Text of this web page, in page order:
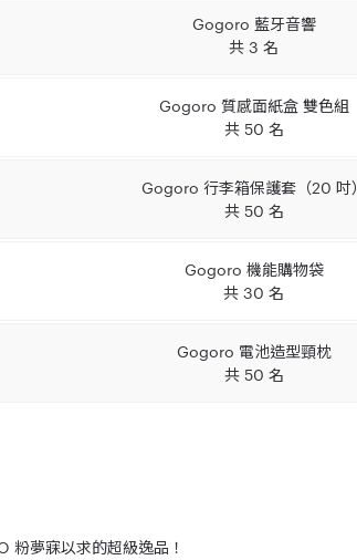
Gogoro 藍牙音響
共 3 名
Gogoro 質感面紙盒 雙色組
共 50 名
Gogoro 行李箱保護套（20 吋）
共 50 名
Gogoro 機能購物袋
共 30 名
Gogoro 電池造型頸枕
共 50 名
粉夢寐以求的超級逸品！